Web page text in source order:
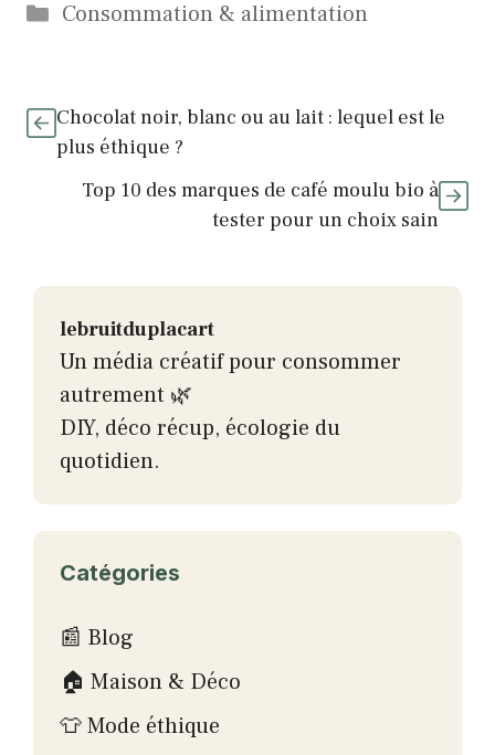
Catégories
Consommation & alimentation
Chocolat noir, blanc ou au lait : lequel est le
plus éthique ?
Top 10 des marques de café moulu bio à
tester pour un choix sain
lebruitduplacart
Un média créatif pour consommer
autrement 🌿
DIY, déco récup, écologie du
quotidien.
Catégories
📰 Blog
🏠 Maison & Déco
👕 Mode éthique